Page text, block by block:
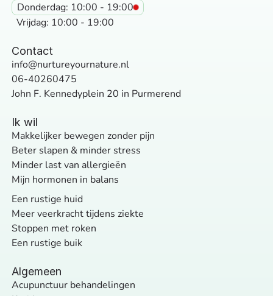
Donderdag: 10:00 - 19:00
Vrijdag: 10:00 - 19:00
Contact
info@nurtureyournature.nl
06-40260475
John F. Kennedyplein 20 in Purmerend
Algemeen
Acupunctuur behandelingen
Ik wil
Makkelijker bewegen zonder pijn
Beter slapen & minder stress
Minder last van allergieën
Mijn hormonen in balans
Een rustige huid
Meer veerkracht tijdens ziekte
Stoppen met roken
Een rustige buik